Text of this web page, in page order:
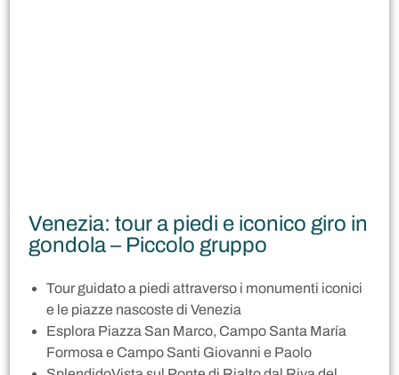
Venezia: tour a piedi e iconico giro in
gondola – Piccolo gruppo
Tour guidato a piedi attraverso i monumenti iconici
e le piazze nascoste di Venezia
Esplora Piazza San Marco, Campo Santa María
Formosa e Campo Santi Giovanni e Paolo